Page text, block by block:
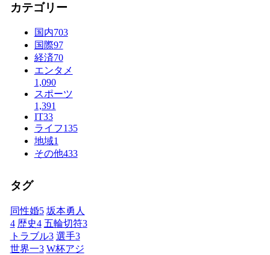
カテゴリー
国内703
国際97
経済70
エンタメ
1,090
スポーツ
1,391
IT33
ライフ135
地域1
その他433
タグ
同性婚5 坂本勇人
4 歴史4 五輪切符3
トラブル3 選手3
世界一3 W杯アジ